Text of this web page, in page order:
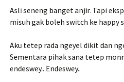
Asli seneng banget anjir. Tapi
misuh gak boleh switch ke happy
Aku tetep rada ngeyel dikit dan
Sementara pihak sana tetep
endeswey.. Endeswey..